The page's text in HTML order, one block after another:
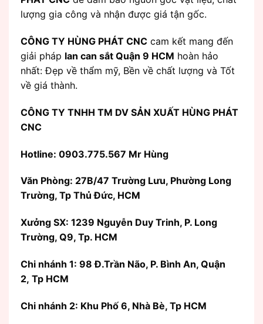
lượng gia công và nhận được giá tận gốc.
CÔNG TY HÙNG PHÁT CNC cam kết mang đến
giải pháp lan can sắt Quận 9 HCM hoàn hảo
nhất: Đẹp về thẩm mỹ, Bền về chất lượng và Tốt
về giá thành.
CÔNG TY TNHH TM DV SẢN XUẤT HÙNG PHÁT
CNC
Hotline: 0903.775.567 Mr Hùng
Văn Phòng: 27B/47 Trường Lưu, Phường Long
Trường, Tp Thủ Đức, HCM
Xưởng SX: 1239 Nguyễn Duy Trinh, P. Long
Trường, Q9, Tp. HCM
Chi nhánh 1: 98 Đ.Trần Não, P. Bình An, Quận
2, Tp HCM
Chi nhánh 2: Khu Phố 6, Nhà Bè, Tp HCM